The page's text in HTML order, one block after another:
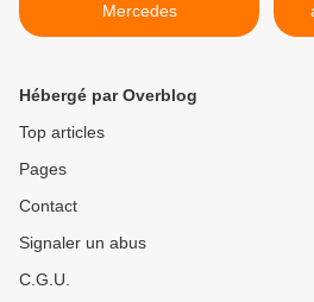
Mercedes
Hébergé par Overblog
Top articles
Pages
Contact
Signaler un abus
C.G.U.